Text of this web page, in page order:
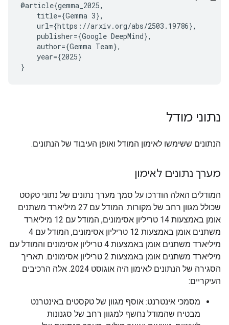
@article{gemma_2025,
    title={Gemma 3},
    url={https://arxiv.org/abs/2503.19786},
    publisher={Google DeepMind},
    author={Gemma Team},
    year={2025}
נתוני מודל
הנתונים ששימשו לאימון המודל ואופן העיבוד של הנתונים.
מערך נתונים לאימון
המודלים האלה הודרכו על סמך מערך נתונים של נתוני טקסט
שכולל מגוון רחב של מקורות. המודל עם 27 מיליארד משתנים
אומן באמצעות 14 טריליון אסימונים, המודל עם 12 מיליארד
משתנים אומן באמצעות 12 טריליון אסימונים, המודל עם 4
מיליארד משתנים אומן באמצעות 4 טריליון אסימונים והמודל עם
מיליארד משתנים אומן באמצעות 2 טריליון אסימונים. תאריך
הסגירה של הנתונים לאימון היה אוגוסט 2024. אלה הרכיבים
העיקריים:
מסמכי אינטרנט: אוסף מגוון של טקסטים באינטרנט
מבטיח שהמודל נחשף למגוון רחב של סגנונות